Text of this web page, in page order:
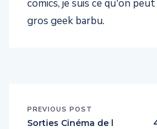
comics, je suis ce qu'on
gros geek barbu.
PREVIOUS POST
Sorties Cinéma de l